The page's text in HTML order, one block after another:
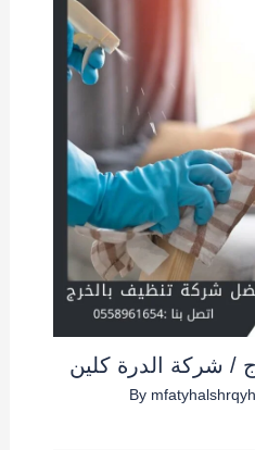
/ شركة الدرة كلين
mfatyhalshrqyh